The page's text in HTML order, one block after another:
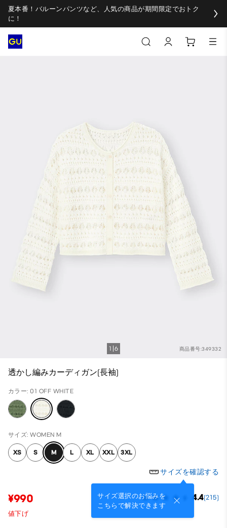
夏本番！バルーンパンツなど、人気の商品が期間限定でおトク
に！
商品番号:349332
1 6
透かし編みカーディガン(長袖)
カラー: 01 OFF WHITE
サイズ: WOMEN M
XS S M L XL XXL 3XL
サイズを確認する
サイズ選択のお悩みを
こちらで解決できます
¥990 4.4(215)
値下げ